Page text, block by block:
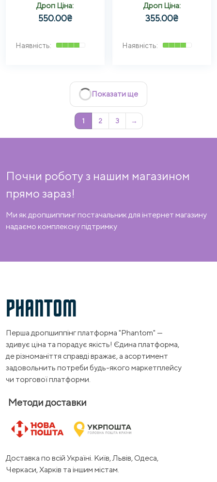
Дроп Ціна:
550.00₴
Дроп Ціна:
355.00₴
Показати ще
1 2 3 →
Почни роботу з нашим магазином
прямо зараз!
Ми як дропшиппинг постачальник для інтернет магазину
надаємо комплексну підтримку
PHANTOM
Перша дропшиппінг платформа "Phantom" —
здивує ціна та порадує якість! Єдина платформа,
де різноманіття справді вражає, а асортимент
задовольнить потреби будь-якого маркетплейсу
чи торгової платформи.
Методи доставки
Доставка по всій Україні. Київ, Львів, Одеса,
Черкаси, Харків та іншим містам.